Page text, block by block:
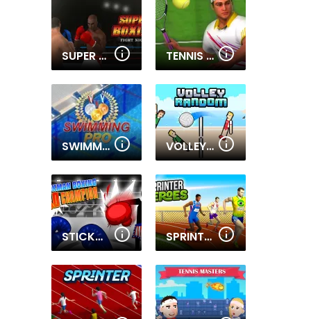
SUPER BOXING FIGHT NIGHT TENNIS CHAMPIONS 2020
SWIMMING PRO VOLLEY RANDOM
STICKMAN BOXING KO CHAMPION SPRINTER HEROES